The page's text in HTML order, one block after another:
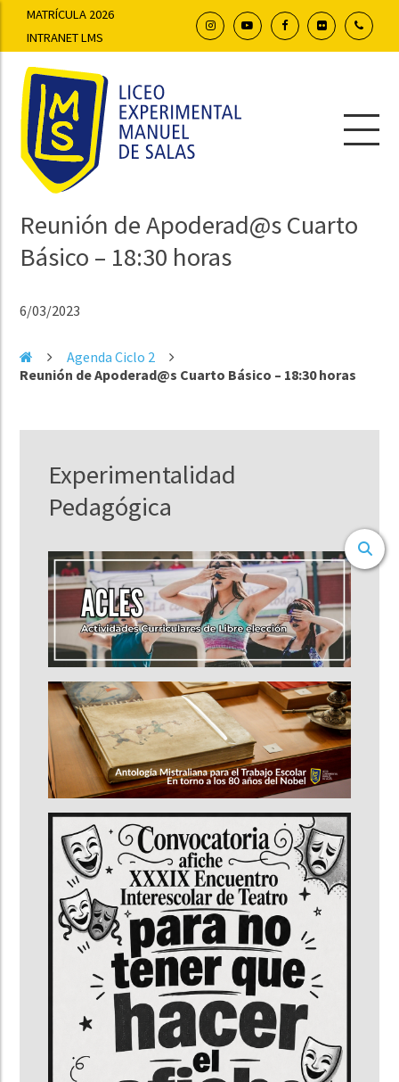
MATRÍCULA 2026
INTRANET LMS
Reunión de Apoderad@s Cuarto
Básico – 18:30 horas
6/03/2023
Agenda Ciclo 2
Reunión de Apoderad@s Cuarto Básico – 18:30 horas
Experimentalidad
Pedagógica